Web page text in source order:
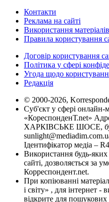
Контакти
Реклама на сайті
Використання
Правила користування
Договір користування
Політика у сфері
Угода щодо
Редакція
© 2000-2026,
Суб'єкт у сфері онлайн-
«КореспонденТ.net»
ХАРКІВСЬКЕ ШОСЕ,
Ідентифікатор медіа –
Використання будь-яких
сайті, дозволяється за
Корреспондент.net.
При копіюванні
і світу» , для інтернет -
відкрите для